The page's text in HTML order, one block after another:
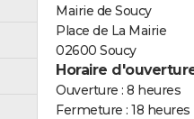
Mairie de Soucy
Place de La Mairie
02600 Soucy
Horaire
Ouverture : 8 heures
Fermeture : 18 heures